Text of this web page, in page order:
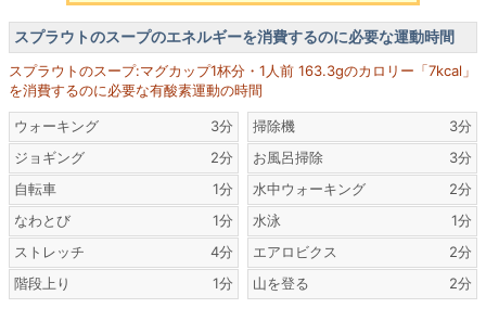
スプラウトのスープのエネルギーを消費するのに必要な運動時間
スプラウトのスープ:マグカップ1杯分・1人前 163.3gのカロリー「7kcal」
を消費するのに必要な有酸素運動の時間
ウォーキング
3分
ジョギング
2分
自転車
1分
なわとび
1分
ストレッチ
4分
階段上り
1分
掃除機
3分
お風呂掃除
3分
水中ウォーキング
2分
水泳
1分
エアロビクス
2分
山を登る
2分